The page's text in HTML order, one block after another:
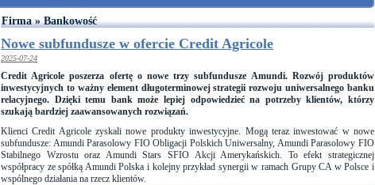
Firma » Bankowość
Nowe subfundusze w ofercie Credit Agricole
2025-07-24
Credit Agricole poszerza ofertę o nowe trzy subfundusze Amundi. Rozwój produktów
inwestycyjnych to ważny element długoterminowej strategii rozwoju uniwersalnego banku
relacyjnego. Dzięki temu bank może lepiej odpowiedzieć na potrzeby klientów, którzy
szukają bardziej zaawansowanych rozwiązań.
Klienci Credit Agricole zyskali nowe produkty inwestycyjne. Mogą teraz inwestować w nowe
subfundusze: Amundi Parasolowy FIO Obligacji Polskich Uniwersalny, Amundi Parasolowy FIO
Stabilnego Wzrostu oraz Amundi Stars SFIO Akcji Amerykańskich. To efekt strategicznej
współpracy ze spółką Amundi Polska i kolejny przykład synergii w ramach Grupy CA w Polsce i
wspólnego działania na rzecz klientów.